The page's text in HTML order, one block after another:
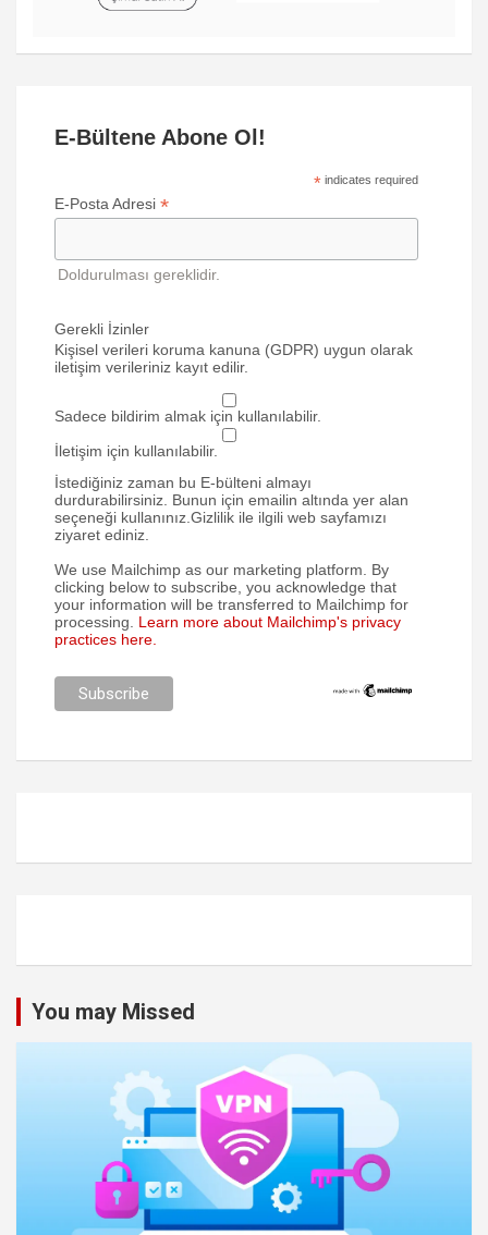
E-Bültene Abone Ol!
* indicates required
E-Posta Adresi *
Doldurulması gereklidir.
Gerekli İzinler
Kişisel verileri koruma kanuna (GDPR) uygun olarak
iletişim verileriniz kayıt edilir.
Sadece bildirim almak için kullanılabilir.
İletişim için kullanılabilir.
İstediğiniz zaman bu E-bülteni almayı
durdurabilirsiniz. Bunun için emailin altında yer alan
seçeneği kullanınız.Gizlilik ile ilgili web sayfamızı
ziyaret ediniz.
We use Mailchimp as our marketing platform. By
clicking below to subscribe, you acknowledge that
your information will be transferred to Mailchimp for
processing. Learn more about Mailchimp's privacy
practices here.
You may Missed